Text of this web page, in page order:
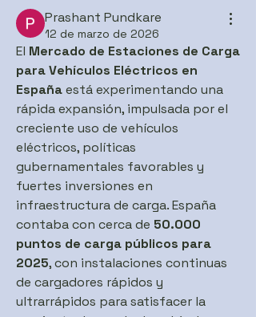
Prashant Pundkare
12 de marzo de 2026
El Mercado de Estaciones de Carga
para Vehículos Eléctricos en
España está experimentando una
rápida expansión, impulsada por el
creciente uso de vehículos
eléctricos, políticas
gubernamentales favorables y
fuertes inversiones en
infraestructura de carga. España
contaba con cerca de 50.000
puntos de carga públicos para
2025, con instalaciones continuas
de cargadores rápidos y
ultrarrápidos para satisfacer la